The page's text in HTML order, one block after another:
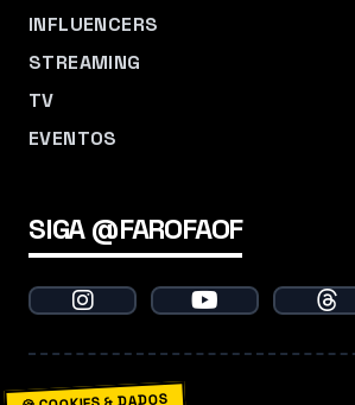
INFLUENCERS
STREAMING
TV
EVENTOS
SIGA @FAROFAOF